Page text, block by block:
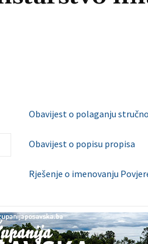
Obavijest o polaganju
Obavijest o popisu propisa
Rješenje o imenovanju